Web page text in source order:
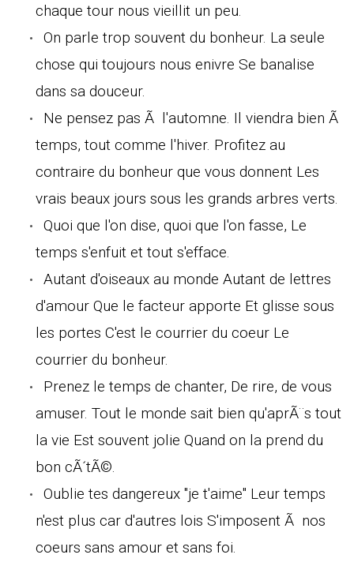
chaque tour nous vieillit un peu.
On parle trop souvent du bonheur. La seule
chose qui toujours nous enivre Se banalise
dans sa douceur.
Ne pensez pas Ã l'automne. Il viendra bien Ã
temps, tout comme l'hiver. Profitez au
contraire du bonheur que vous donnent Les
vrais beaux jours sous les grands arbres verts.
Quoi que l'on dise, quoi que l'on fasse, Le
temps s'enfuit et tout s'efface.
Autant d'oiseaux au monde Autant de lettres
d'amour Que le facteur apporte Et glisse sous
les portes C'est le courrier du coeur Le
courrier du bonheur.
Prenez le temps de chanter, De rire, de vous
amuser. Tout le monde sait bien qu'aprÃ¨s tout
la vie Est souvent jolie Quand on la prend du
bon cÃ´tÃ©.
Oublie tes dangereux "je t'aime" Leur temps
n'est plus car d'autres lois S'imposent Ã nos
coeurs sans amour et sans foi.